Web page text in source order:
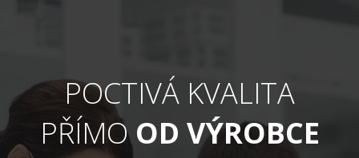
POCTIVÁ KVALITA
PŘÍMOOD VÝROBCE